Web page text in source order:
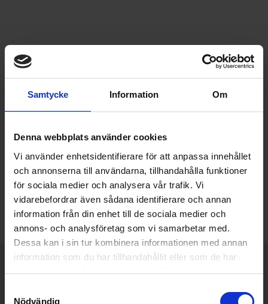
Samtycke Information Om
Denna webbplats använder cookies
Vi använder enhetsidentifierare för att anpassa innehållet
och annonserna till användarna, tillhandahålla funktioner
för sociala medier och analysera vår trafik. Vi
vidarebefordrar även sådana identifierare och annan
information från din enhet till de sociala medier och
annons- och analysföretag som vi samarbetar med.
Dessa kan i sin tur kombinera informationen med annan
information som du har tillhandahållit eller som de har
samlat in när du har använt deras tjänster.
Nödvändig
Varumärken du älskar
Snabb leverans från Stockholm
010-330 20 12